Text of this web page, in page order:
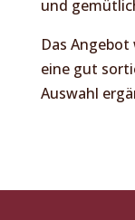
und
Das
eine gut
Auswahl